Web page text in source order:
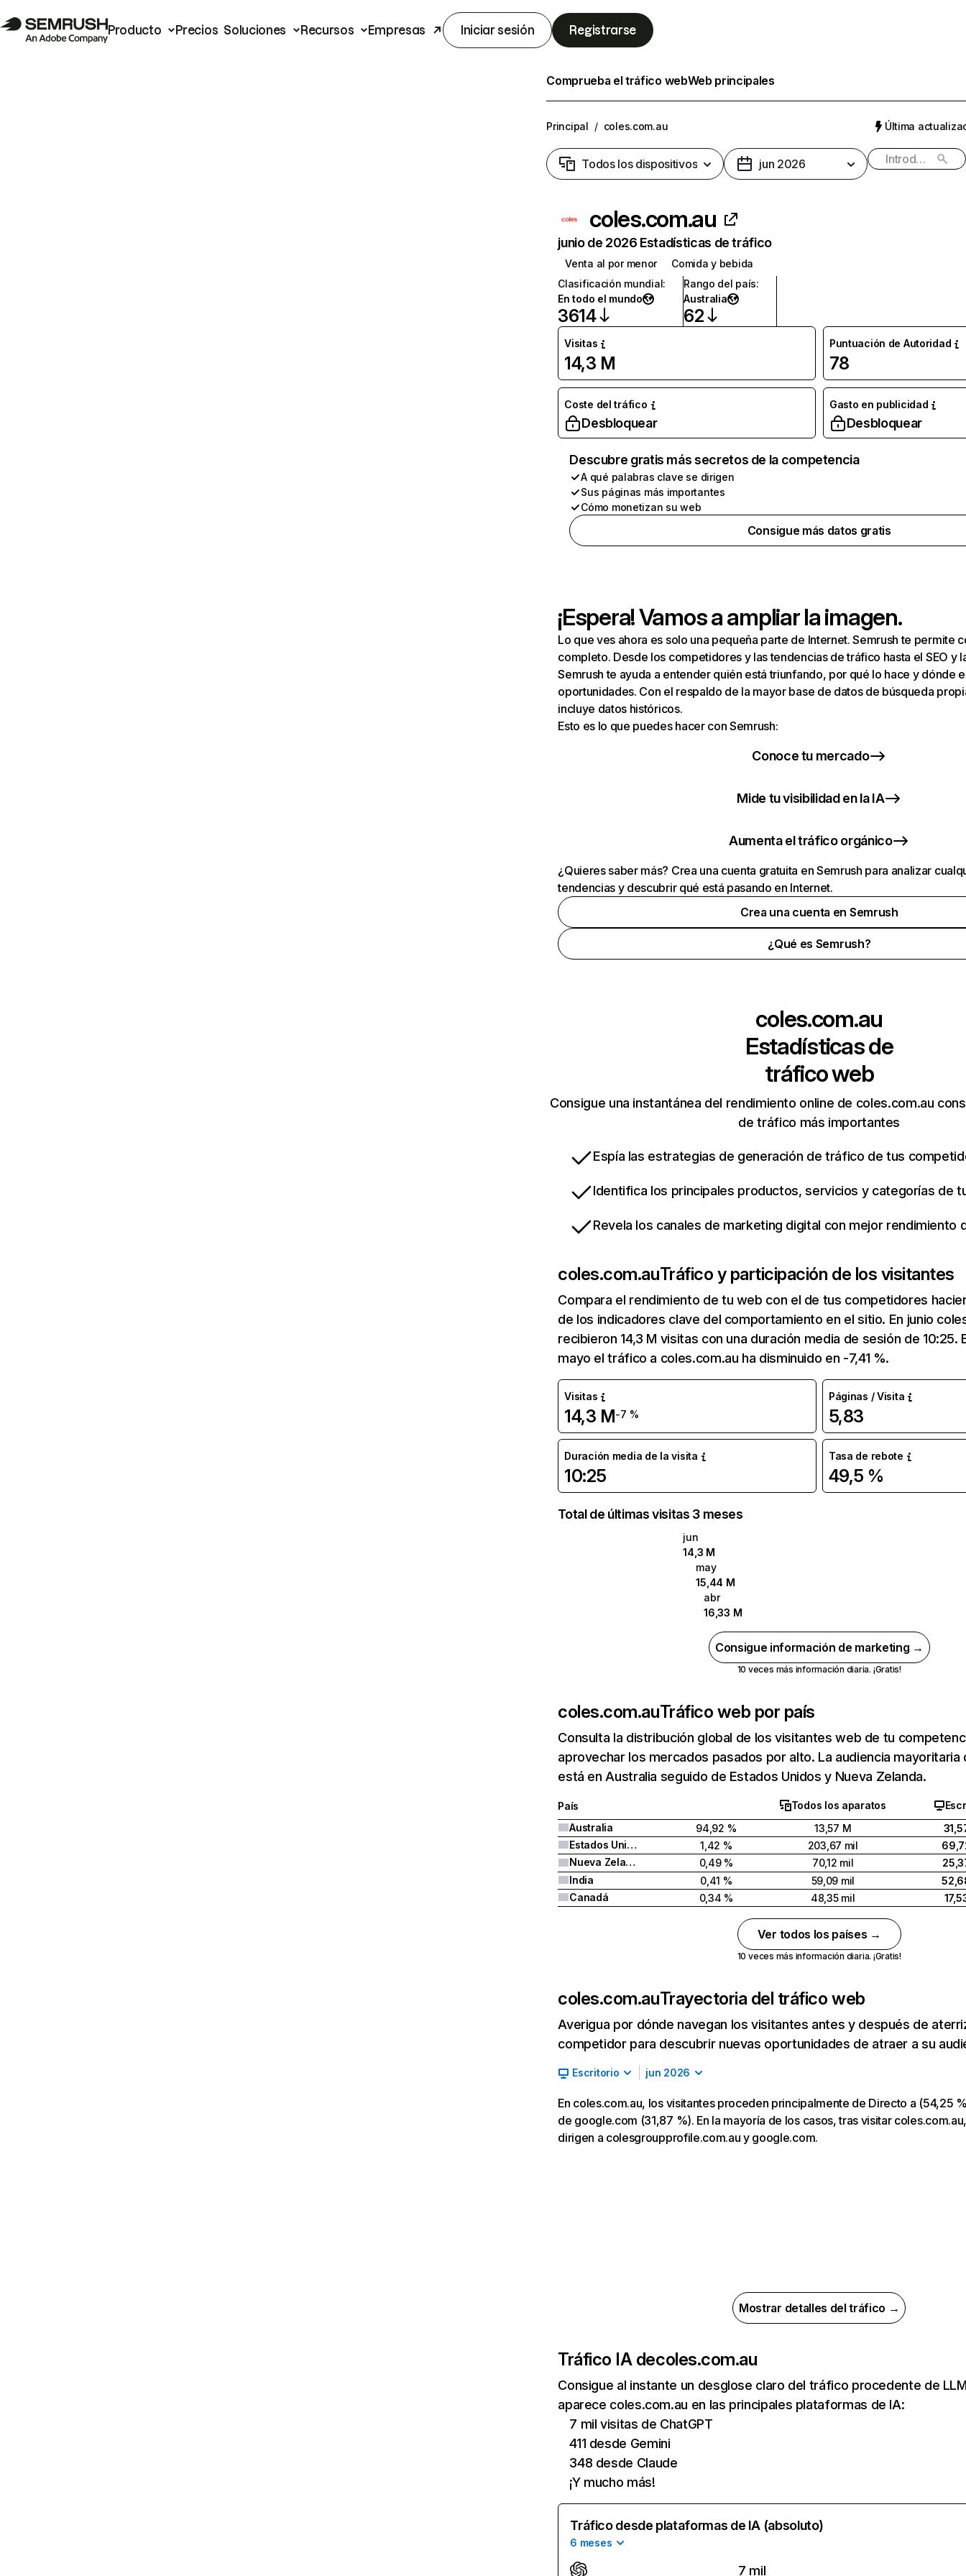
Producto Precios Soluciones Recursos Empresas Iniciar sesión Registrarse
Comprueba el tráfico webWeb principales
Principal / coles.com.au Última
Todos los dispositivos jun 2026
coles.com.au
junio de 2026 Estadísticas de tráfico
Venta al por menor
Comida y bebida
Clasificación mundial:
En todo el mundo
3614
Rango del país:
Australia
62
Visitas
14,3 M
Puntuación de Autoridad
78
Coste del tráfico
Desbloquear
Gasto en publicidad
Desbloquear
Descubre gratis más secretos de la competencia
A qué palabras clave se dirigen
Sus páginas más importantes
Cómo monetizan su web
Consigue más datos gratis
¡Espera! Vamos a ampliar la imagen.
Lo que ves ahora es solo una pequeña parte de Internet. Semrush te permite
completo. Desde los competidores y las tendencias de tráfico hasta el SEO y
Semrush te ayuda a entender quién está triunfando, por qué lo hace y dónde
oportunidades. Con el respaldo de la mayor base de datos de búsqueda
incluye datos históricos.
Esto es lo que puedes hacer con Semrush:
Conoce tu mercado
Mide tu visibilidad en la IA
Aumenta el tráfico orgánico
¿Quieres saber más? Crea una cuenta gratuita en Semrush para analizar
tendencias y descubrir qué está pasando en Internet.
Crea una cuenta en Semrush
¿Qué es Semrush?
coles.com.au
Estadísticas de
tráfico web
Consigue una instantánea del rendimiento online de coles.com.au
de tráfico más importantes
Espía las estrategias de generación de tráfico de tus
Identifica los principales productos, servicios y categorías de
Revela los canales de marketing digital con mejor rendimiento
coles.com.auTráfico y participación de los visitantes
Compara el rendimiento de tu web con el de tus competidores
de los indicadores clave del comportamiento en el sitio. En junio
recibieron 14,3 M visitas con una duración media de sesión de 10:25.
mayo el tráfico a coles.com.au ha disminuido en -7,41 %.
Visitas
14,3 M-7 %
Páginas / Visita
5,83
Duración media de la visita
10:25
Tasa de rebote
49,5 %
Total de últimas visitas 3 meses
jun
14,3 M
may
15,44 M
abr
16,33 M
Consigue información de marketing →
10 veces más información diaria. ¡Gratis!
coles.com.auTráfico web por país
Consulta la distribución global de los visitantes web de tu
aprovechar los mercados pasados por alto. La audiencia mayoritaria
está en Australia seguido de Estados Unidos y Nueva Zelanda.
País Todos los aparatos
Australia
94,92 % 13,57 M
Estados Unidos
1,42 % 203,67 mil
Nueva Zelanda
0,49 % 70,12 mil
India
0,41 % 59,09 mil
Canadá
0,34 % 48,35 mil
Ver todos los países →
10 veces más información diaria. ¡Gratis!
coles.com.auTrayectoria del tráfico web
Averigua por dónde navegan los visitantes antes y después de
competidor para descubrir nuevas oportunidades de atraer a su
Escritorio jun 2026
En coles.com.au, los visitantes proceden principalmente de Directo a (54,25
de google.com (31,87 %). En la mayoría de los casos, tras visitar
dirigen a colesgroupprofile.com.au y google.com.
Mostrar detalles del tráfico →
Tráfico IA decoles.com.au
Consigue al instante un desglose claro del tráfico procedente de
aparece coles.com.au en las principales plataformas de IA:
7 mil visitas de ChatGPT
411 desde Gemini
348 desde Claude
¡Y mucho más!
Tráfico desde plataformas de IA (absoluto)
6 meses
7 mil